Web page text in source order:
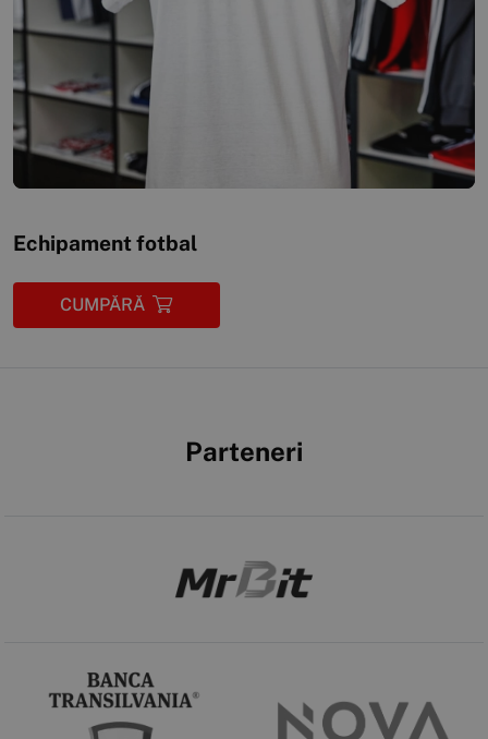
Echipament fotbal
CUMPĂRĂ
Parteneri